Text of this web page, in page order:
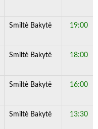
Smiltė Bakytė 19:00
Smiltė Bakytė 18:00
Smiltė Bakytė 16:00
Smiltė Bakytė 13:30